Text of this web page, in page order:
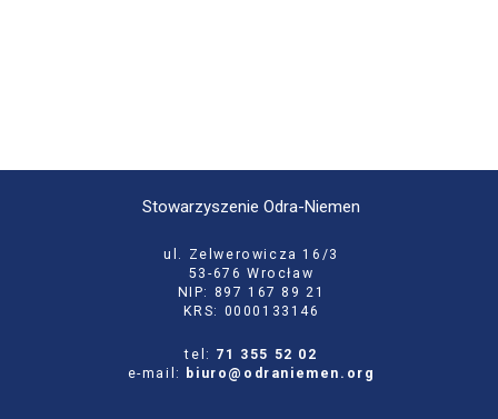
Stowarzyszenie Odra-Niemen
ul. Zelwerowicza 16/3
53-676 Wrocław
NIP: 897 167 89 21
KRS: 0000133146
tel: 71 355 52 02
e-mail:
biuro@odraniemen.org